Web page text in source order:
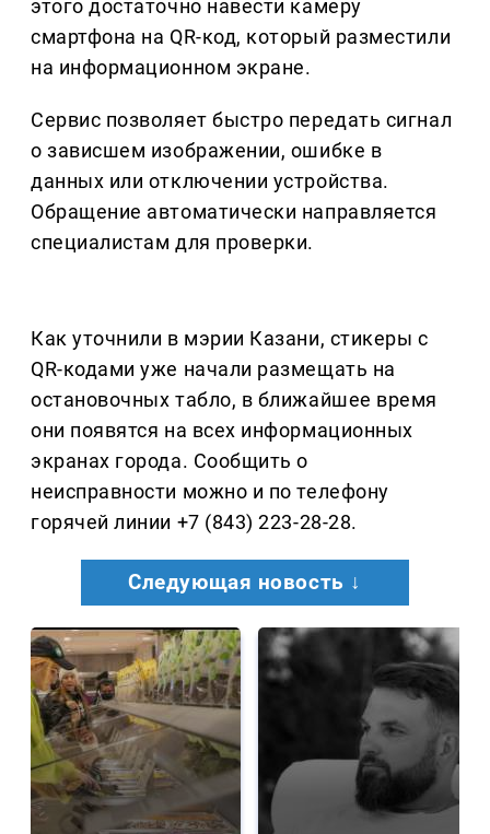
этого достаточно навести камеру
смартфона на QR-код, который разместили
на информационном экране.
Сервис позволяет быстро передать сигнал
о зависшем изображении, ошибке в
данных или отключении устройства.
Обращение автоматически направляется
специалистам для проверки.
Как уточнили в мэрии Казани, стикеры с
QR-кодами уже начали размещать на
остановочных табло, в ближайшее время
они появятся на всех информационных
экранах города. Сообщить о
неисправности можно и по телефону
горячей линии +7 (843) 223-28-28.
Следующая новость ↓